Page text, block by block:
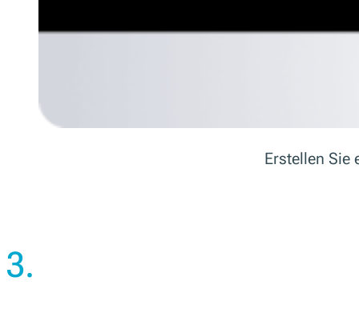
Erstellen Sie
3.